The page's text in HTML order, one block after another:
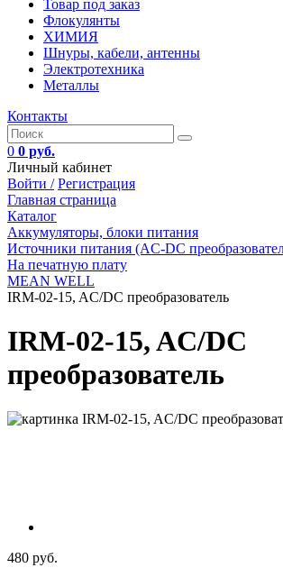
Товар под заказ
Флокулянты
ХИМИЯ
Шнуры, кабели, антенны
Электротехника
Металлы
Контакты
0 0 руб.
Личный кабинет
Войти / Регистрация
Главная страница
Каталог
Аккумуляторы, блоки питания
Источники питания (AC-DC
На печатную плату
MEAN WELL
IRM-02-15, AC/DC преобразователь
IRM-02-15, AC/DC
преобразователь
480 руб.